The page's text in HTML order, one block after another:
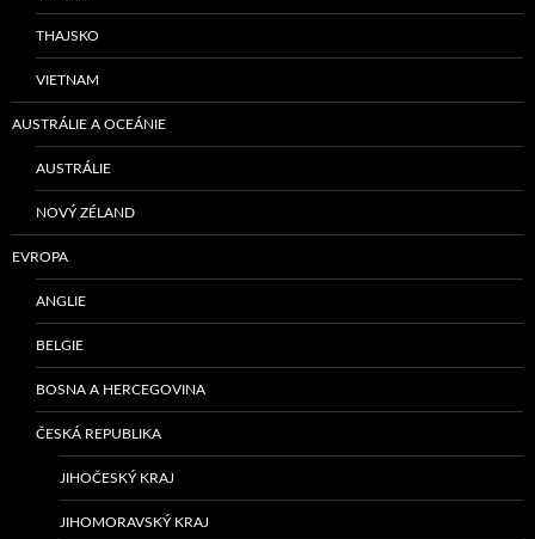
THAJSKO
VIETNAM
AUSTRÁLIE A OCEÁNIE
AUSTRÁLIE
NOVÝ ZÉLAND
EVROPA
ANGLIE
BELGIE
BOSNA A HERCEGOVINA
ČESKÁ REPUBLIKA
JIHOČESKÝ KRAJ
JIHOMORAVSKÝ KRAJ